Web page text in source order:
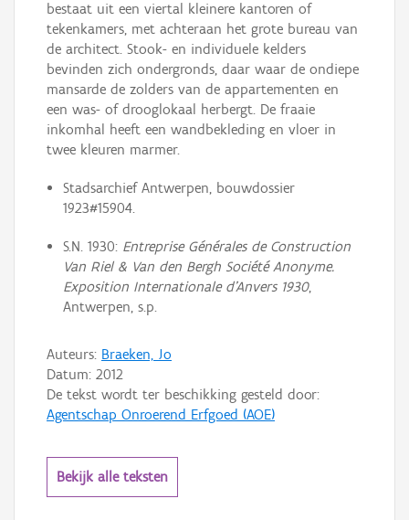
bestaat uit een viertal kleinere kantoren of
tekenkamers, met achteraan het grote bureau van
de architect. Stook- en individuele kelders
bevinden zich ondergronds, daar waar de ondiepe
mansarde de zolders van de appartementen en
een was- of drooglokaal herbergt. De fraaie
inkomhal heeft een wandbekleding en vloer in
twee kleuren marmer.
Stadsarchief Antwerpen, bouwdossier
1923#15904.
S.N. 1930: Entreprise Générales de Construction
Van Riel & Van den Bergh Société Anonyme.
Exposition Internationale d’Anvers 1930,
Antwerpen, s.p.
Auteurs: Braeken, Jo
Datum: 2012
De tekst wordt ter beschikking gesteld door:
Agentschap Onroerend Erfgoed (AOE)
Bekijk alle teksten